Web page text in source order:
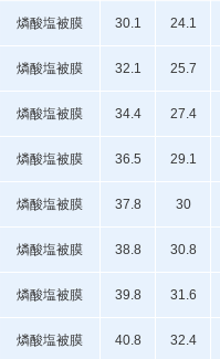
燐酸塩被膜 30.1 24.1
燐酸塩被膜 32.1 25.7
燐酸塩被膜 34.4 27.4
燐酸塩被膜 36.5 29.1
燐酸塩被膜 37.8 30
燐酸塩被膜 38.8 30.8
燐酸塩被膜 39.8 31.6
燐酸塩被膜 40.8 32.4